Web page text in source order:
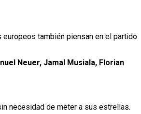
también piensan en el partido
Neuer, Jamal Musiala, Florian
necesidad de meter a sus estrellas.